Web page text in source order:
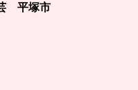
平塚市